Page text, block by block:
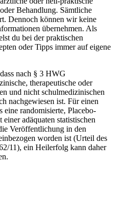
Behandlung. Sämtliche
Dennoch können wir keine
übernehmen. Als
du bei der praktischen
oder Tipps immer auf eigene
nach § 3 HWG
therapeutische oder
und nicht schulmedizinischen
nachgewiesen ist. Für einen
eine randomisierte, Placebo-
adäquaten statistischen
Veröffentlichung in den
worden ist (Urteil des
11), ein Heilerfolg kann daher